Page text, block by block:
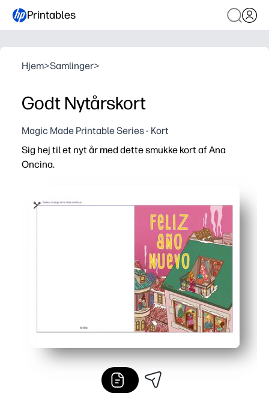
Printables
Hjem>Samlinger>
Godt Nytårskort
Magic Made Printable Series - Kort
Sig hej til et nyt år med dette smukke kort af Ana
Oncina.
Charmerende illustration engagerer børn og familier -
Spansk hilsen hjælper dig med at fejre tosproget
Passer til standard brev- eller A4-papir - personliggør